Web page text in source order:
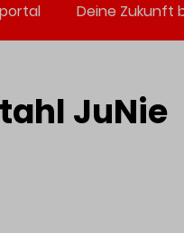
Deine Zukunft
JuNie